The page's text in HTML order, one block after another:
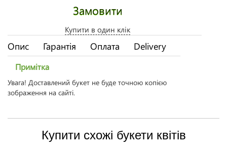
Замовити
Купити в один клік
Опис Гарантія Оплата Delivery
Примітка
Увага! Доставлений букет не буде точною копією
зображення на сайті.
Купити схожі букети квітів